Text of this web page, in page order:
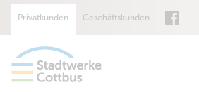
Suche
Privatkunden Geschäftskunden